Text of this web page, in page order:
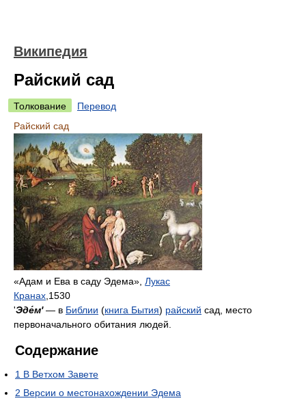
Википедия
Райский сад
Толкование
Перевод
Райский сад
«Адам и Ева в саду Эдема», Лукас
Кранах,1530
'Эде́м'— в Библии (книга Бытия) райский сад, место
первоначального обитания людей.
Содержание
1 В Ветхом Завете
2 Версии о местонахождении Эдема